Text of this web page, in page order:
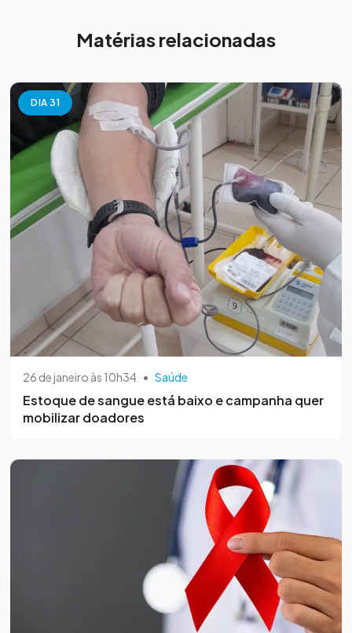
Matérias relacionadas
DIA 31
26 de janeiro às 10h34 • Saúde
Estoque de sangue está baixo e campanha quer
mobilizar doadores